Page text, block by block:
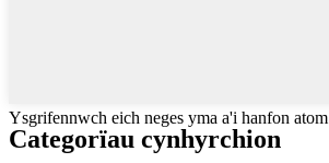
Ysgrifennwch eich neges yma a'i hanfon atom
Categorïau cynhyrchion